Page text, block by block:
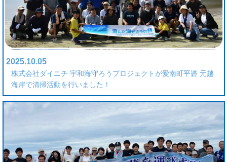
2025.10.05
株式会社ダイニチ 宇和海守ろうプロジェクトが愛南町平碆 元越
海岸で清掃活動を行いました！